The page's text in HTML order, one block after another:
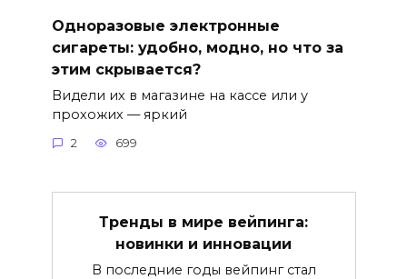
Одноразовые электронные
сигареты: удобно, модно, но что за
этим скрывается?
Видели их в магазине на кассе или у
прохожих — яркий
2 699
Тренды в мире вейпинга:
новинки и инновации
В последние годы вейпинг стал